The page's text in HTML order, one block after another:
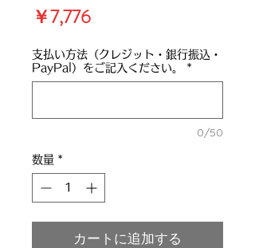
￥7,776価
支払い方法（クレジット・銀行振込・
PayPal）をご記入ください。
*
0/50
数量 *
カートに追加する